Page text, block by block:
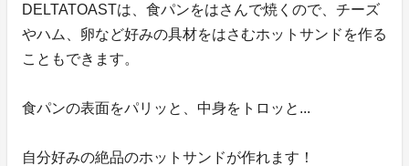
DELTATOASTは、食パンをはさんで焼くので、チーズ
やハム、卵など好みの具材をはさむホットサンドを作る
こともできます。
食パンの表面をパリッと、中身をトロッと...
自分好みの絶品のホットサンドが作れます！